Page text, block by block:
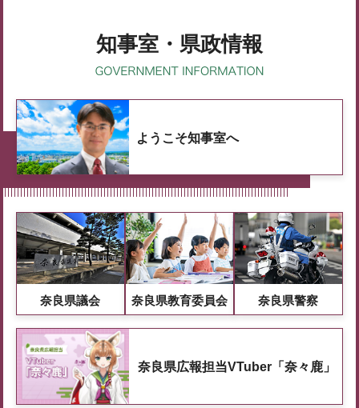
知事室・県政情報
ようこそ知事室へ
奈良県議会 奈良県教育委員会 奈良県警察
奈良県広報担当VTuber「奈々鹿」